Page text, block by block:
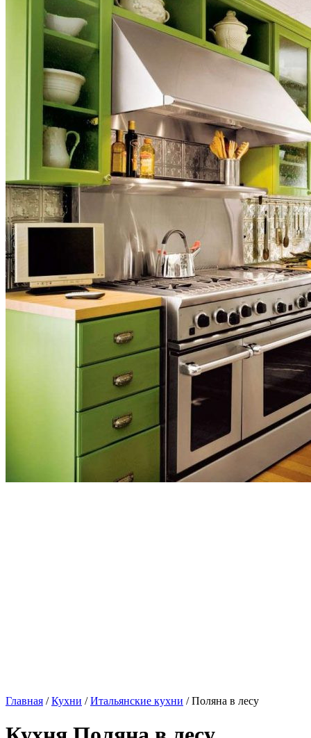
Главная /Кухни /Итальянские кухни / Поляна в лесу